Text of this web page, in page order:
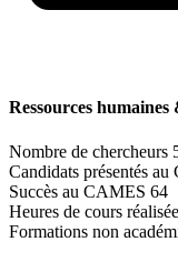
Ressources
Nombre de chercheurs
Candidats présentés
Succès au CAMES 64
Heures de cours
Formations non